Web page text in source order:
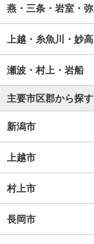
燕・三条・岩室・
上越・糸魚川・妙高
瀬波・村上・岩船
主要市区郡から探す
新潟市
上越市
村上市
長岡市